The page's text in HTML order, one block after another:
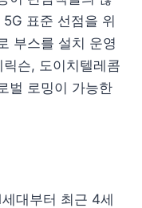
표준 선점을 위
부스를 설치 운영
슨, 도이치텔레콤
벌 로밍이 가능한
대부터 최근 4세